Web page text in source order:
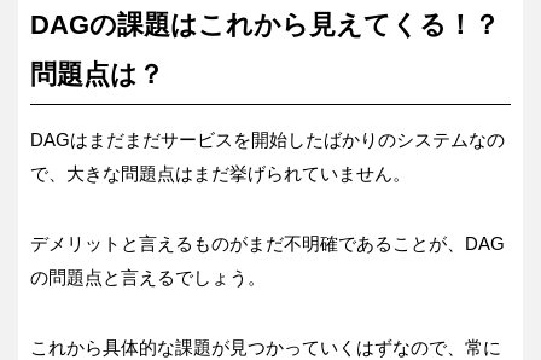
DAGの課題はこれから見えてくる！？
問題点は？
DAGはまだまだサービスを開始したばかりのシステムなの
で、大きな問題点はまだ挙げられていません。
デメリットと言えるものがまだ不明確であることが、DAG
の問題点と言えるでしょう。
これから具体的な課題が見つかっていくはずなので、常に